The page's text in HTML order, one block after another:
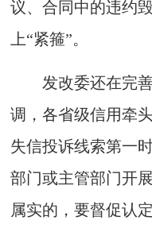
议、合同中的违约
上“紧箍”。
发改委还在完
调，各省级信用牵
失信投诉线索第一
部门或主管部门开
属实的，要督促认